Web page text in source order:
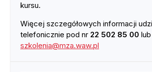
kursu.
Więcej szczegółowych informacji
telefonicznie pod nr 22 502 85 00
szkolenia@mza.waw.pl